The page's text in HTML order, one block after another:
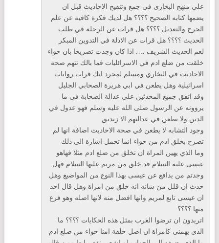
على منهج البخاري في جمع وتنقيح الاحاديث قبل ان
يضمها كتابه الصحيح ؟؟؟؟ هل لديك فكرة كافية عن علم
الجرح والتعديل ؟؟؟؟ هل قرات عن الرحلة في طلب
الحديث ؟؟؟؟ هل قرات عن الادلة في التدوين المبكر
لعم الحديث الشريف …. اذا كان وجدت تصريحا بان حواء
خلقت من ضلع ادم في الاسرائليات فما بالك تتهم صحة
الاحاديث في البخاري ومسلم لمجرد انك قرات روايات
اسرائيلية وهل يطعن في ابي هريرة الصحابي الجليل
وقد اتفق جميع المحدثين على عدالة الصحابة في ما
يروونه عن الرسول صلى الله عليه وسلم فهو عدول في
الدين ولا يطعن في عدالتهم الا زنديق
وجود التشابه لا يطعن في صحة الاحاديث اضافة انها لم
تصرح بخلق ادم من حواء انما تحمل اشارة الى ذلك
وما الذي يهين المراة ان تخلق من ضلع ادم مثلا فهاهو
عيسى عليه السلام قد خلق من مريم عليها السلام فهل
وجدتم من يدافع عن عيسى بهذا النوع من المواضيع وهل
حدث ان قلل من شانه انه خلق من امراة وهل قال احد
ان عيسى تابع لمريم وانها افضل منه لانها اصله وهو فرع
منها ؟؟؟؟
اتريدون ان ترضوا الغرب بمثل هذه الحكايات ؟؟؟؟ ما
الذي يهمني كامراة ان اصل خلقة امنا حواء من ضلع ادم